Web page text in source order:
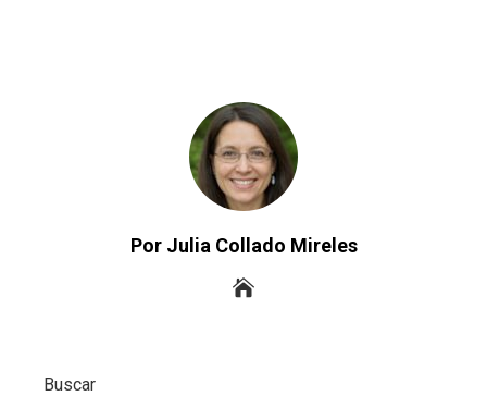
Por Julia Collado Mireles
Buscar